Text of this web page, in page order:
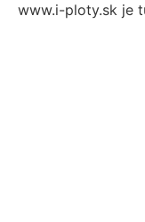
www.i-ploty.sk je